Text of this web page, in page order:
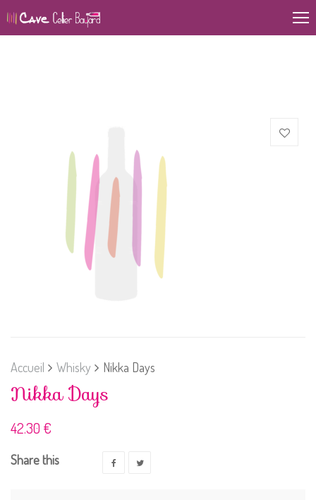
Accueil Whisky Nikka Days
Nikka Days
42.30 €
Share this